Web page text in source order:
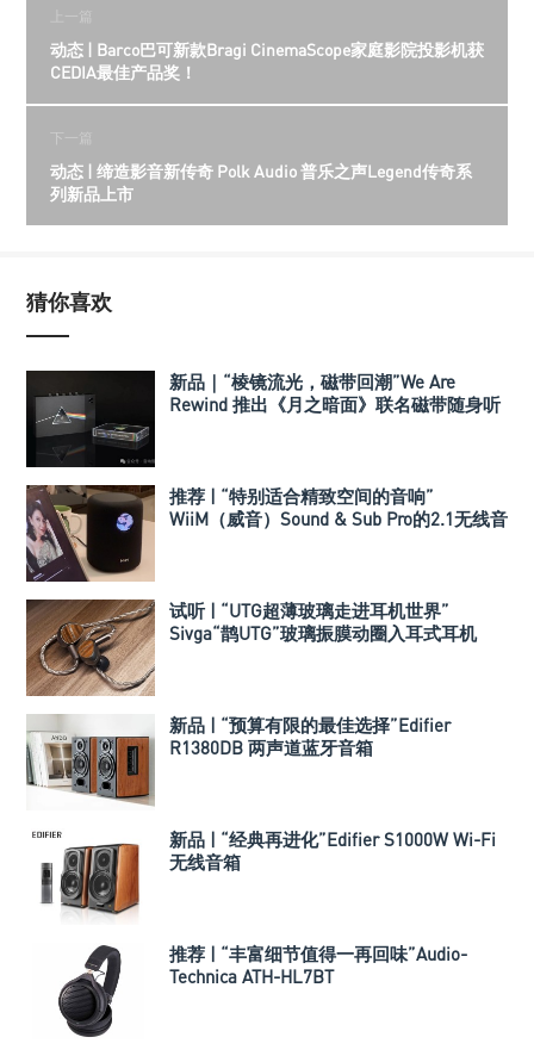
上一篇
动态 | Barco巴可新款Bragi CinemaScope家庭影院投影机获
CEDIA最佳产品奖！
下一篇
动态 | 缔造影音新传奇 Polk Audio 普乐之声Legend传奇系
列新品上市
猜你喜欢
新品｜“棱镜流光，磁带回潮”We Are
Rewind 推出《月之暗面》联名磁带随身听
推荐 | “特别适合精致空间的音响”
WiiM（威音）Sound & Sub Pro的2.1无线音
试听 | “UTG超薄玻璃走进耳机世界”
Sivga“鹊UTG”玻璃振膜动圈入耳式耳机
新品 | “预算有限的最佳选择”Edifier
R1380DB 两声道蓝牙音箱
新品 | “经典再进化”Edifier S1000W Wi-Fi
无线音箱
推荐 | “丰富细节值得一再回味”Audio-
Technica ATH-HL7BT